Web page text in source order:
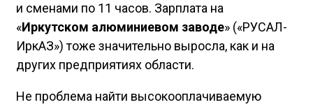
и сменами по 11 часов. Зарплата на
«Иркутском алюминиевом заводе» («РУСАЛ-
ИркАЗ») тоже значительно выросла, как и на
других предприятиях области.
Не проблема найти высокооплачиваемую